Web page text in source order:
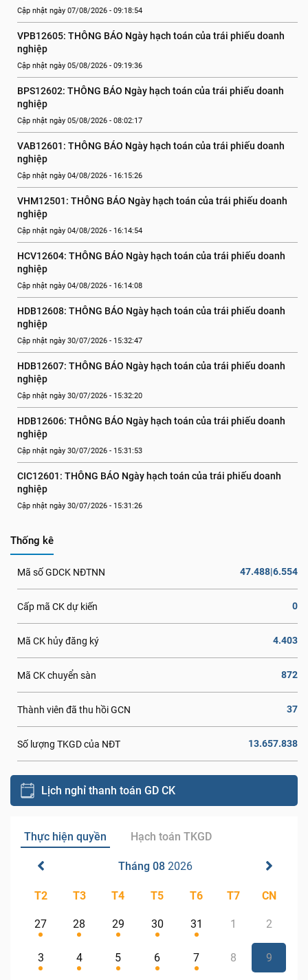
Cập nhật ngày 07/08/2026 - 09:18:54
VPB12605: THÔNG BÁO Ngày hạch toán của trái phiếu doanh
nghiệp
Cập nhật ngày 05/08/2026 - 09:19:36
BPS12602: THÔNG BÁO Ngày hạch toán của trái phiếu doanh
nghiệp
Cập nhật ngày 05/08/2026 - 08:02:17
VAB12601: THÔNG BÁO Ngày hạch toán của trái phiếu doanh
nghiệp
Cập nhật ngày 04/08/2026 - 16:15:26
VHM12501: THÔNG BÁO Ngày hạch toán của trái phiếu doanh
nghiệp
Cập nhật ngày 04/08/2026 - 16:14:54
HCV12604: THÔNG BÁO Ngày hạch toán của trái phiếu doanh
nghiệp
Cập nhật ngày 04/08/2026 - 16:14:08
HDB12608: THÔNG BÁO Ngày hạch toán của trái phiếu doanh
nghiệp
Cập nhật ngày 30/07/2026 - 15:32:47
HDB12607: THÔNG BÁO Ngày hạch toán của trái phiếu doanh
nghiệp
Cập nhật ngày 30/07/2026 - 15:32:20
HDB12606: THÔNG BÁO Ngày hạch toán của trái phiếu doanh
nghiệp
Cập nhật ngày 30/07/2026 - 15:31:53
CIC12601: THÔNG BÁO Ngày hạch toán của trái phiếu doanh
nghiệp
Cập nhật ngày 30/07/2026 - 15:31:26
Thống kê
Mã số GDCK NĐTNN 47.488|6.554
Cấp mã CK dự kiến 0
Mã CK hủy đăng ký 4.403
Mã CK chuyển sàn 872
Thành viên đã thu hồi GCN 37
Số lượng TKGD của NĐT 13.657.838
Lịch nghỉ thanh toán GD CK
Thực hiện quyền Hạch toán TKGD
Tháng 08 2026
T2 T3 T4 T5 T6 T7 CN
27 28 29 30 31 1 2
3 4 5 6 7 8 9